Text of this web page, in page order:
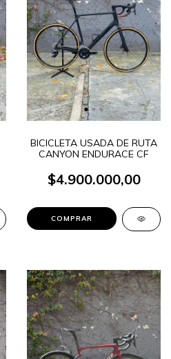
BICICLETA USADA DE RUTA
CANYON ENDURACE CF
$4.900.000,00